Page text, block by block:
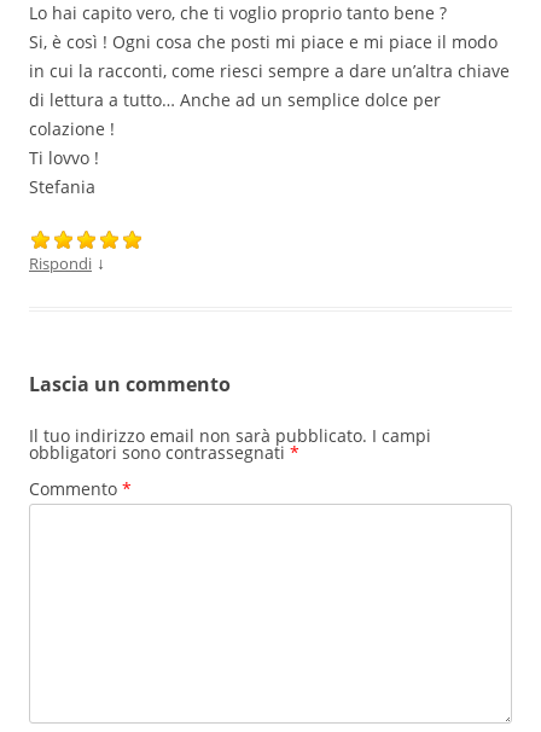
Lo hai capito vero, che ti voglio proprio tanto bene ?
Si, è così ! Ogni cosa che posti mi piace e mi piace il modo
in cui la racconti, come riesci sempre a dare un’altra chiave
di lettura a tutto… Anche ad un semplice dolce per
colazione !
Ti lovvo !
Stefania
Rispondi ↓
Lascia un commento
Il tuo indirizzo email non sarà pubblicato. I campi
obbligatori sono contrassegnati *
Commento *